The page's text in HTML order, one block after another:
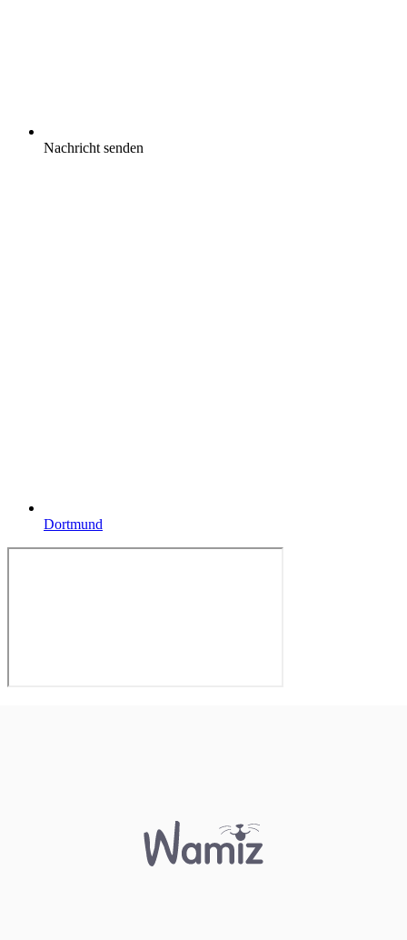
Nachricht senden
Dortmund